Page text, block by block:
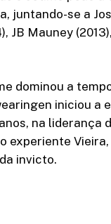
juntando-se a
JB Mauney
dominou a
iniciou a
na liderança
experiente
invicto.